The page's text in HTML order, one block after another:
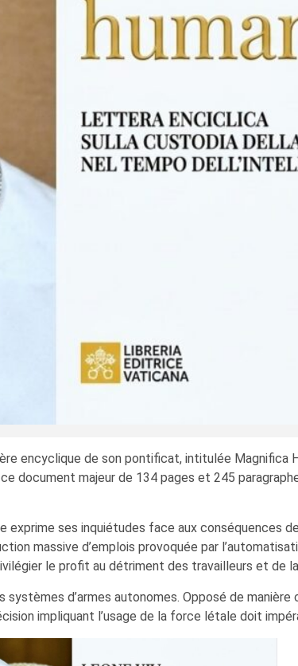
encyclique de son pontificat, intitulée Magnifica
document majeur de 134 pages et 245
ses inquiétudes face aux conséquences
massive d’emplois provoquée par
le profit au détriment des travailleurs et de
d’armes autonomes. Opposé de
impliquant l’usage de la force létale doit